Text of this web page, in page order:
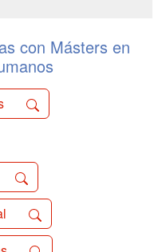
en el año 2006 por
con Másters en